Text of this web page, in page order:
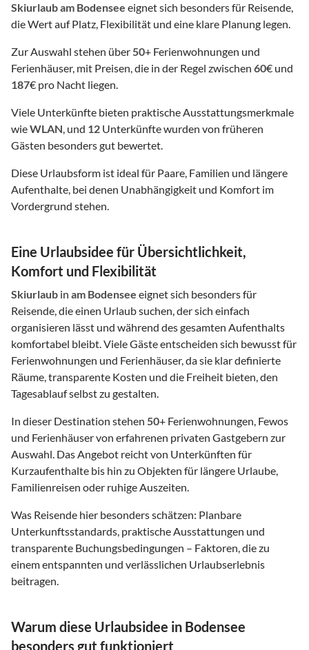
Skiurlaubam Bodensee eignet sich besonders für Reisende,
die Wert auf Platz, Flexibilität und eine klare Planung legen.
Zur Auswahl stehen über50+ Ferienwohnungen und
Ferienhäuser, mit Preisen, die in der Regel zwischen 60€ und
187€ pro Nacht liegen.
Viele Unterkünfte bieten praktische Ausstattungsmerkmale
wieWLAN, und 12 Unterkünfte wurden von früheren
Gästen besonders gut bewertet.
Diese Urlaubsform ist ideal für Paare, Familien und längere
Aufenthalte, bei denen Unabhängigkeit und Komfort im
Vordergrund stehen.
Eine Urlaubsidee für Übersichtlichkeit,
Komfort und Flexibilität
Skiurlaub in am Bodensee eignet sich besonders für
Reisende, die einen Urlaub suchen, der sich einfach
organisieren lässt und während des gesamten Aufenthalts
komfortabel bleibt. Viele Gäste entscheiden sich bewusst für
Ferienwohnungen und Ferienhäuser, da sie klar definierte
Räume, transparente Kosten und die Freiheit bieten, den
Tagesablauf selbst zu gestalten.
In dieser Destination stehen 50+ Ferienwohnungen, Fewos
und Ferienhäuser von erfahrenen privaten Gastgebern zur
Auswahl. Das Angebot reicht von Unterkünften für
Kurzaufenthalte bis hin zu Objekten für längere Urlaube,
Familienreisen oder ruhige Auszeiten.
Was Reisende hier besonders schätzen: Planbare
Unterkunftsstandards, praktische Ausstattungen und
transparente Buchungsbedingungen – Faktoren, die zu
einem entspannten und verlässlichen Urlaubserlebnis
beitragen.
Warum diese Urlaubsidee in Bodensee
besonders gut funktioniert